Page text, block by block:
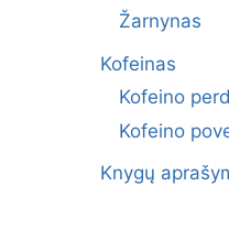
Žarnynas
Kofeinas
Kofeino
Kofeino
Knygų